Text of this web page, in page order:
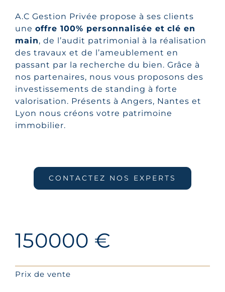
A.C Gestion Privée propose à ses clients
une offre 100% personnalisée et clé en
main, de l’audit patrimonial à la réalisation
des travaux et de l’ameublement en
passant par la recherche du bien. Grâce à
nos partenaires, nous vous proposons des
investissements de standing à forte
valorisation. Présents à Angers, Nantes et
Lyon nous créons votre patrimoine
immobilier.
CONTACTEZ NOS EXPERTS
150000 €
Prix de vente